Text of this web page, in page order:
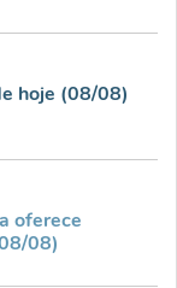
hoje (08/08)
oferece
08)